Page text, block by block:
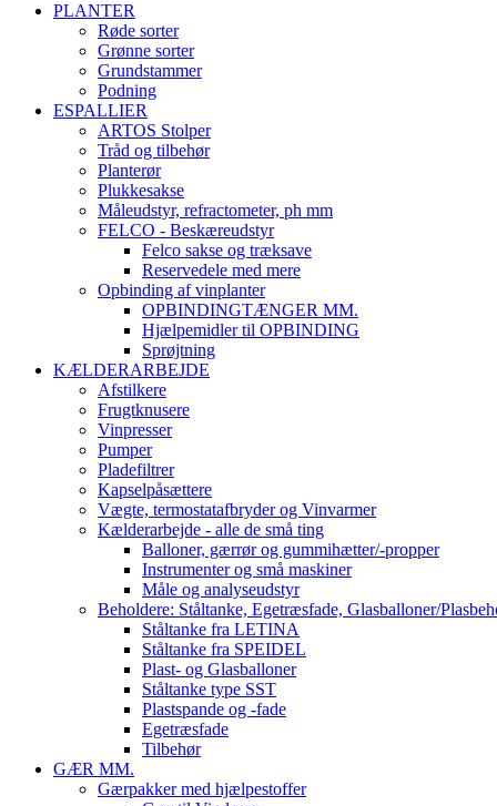
PLANTER
Røde sorter
Grønne sorter
Grundstammer
Podning
ESPALLIER
ARTOS Stolper
Tråd og tilbehør
Planterør
Plukkesakse
Måleudstyr, refractometer, ph mm
FELCO - Beskæreudstyr
Felco sakse og træksave
Reservedele med mere
Opbinding af vinplanter
OPBINDINGTÆNGER MM.
Hjælpemidler til OPBINDING
Sprøjtning
KÆLDERARBEJDE
Afstilkere
Frugtknusere
Vinpresser
Pumper
Pladefiltrer
Kapselpåsættere
Vægte, termostatafbryder og Vinvarmer
Kælderarbejde - alle de små ting
Balloner, gærrør og gummihætter/-propper
Instrumenter og små maskiner
Måle og analyseudstyr
Beholdere: Ståltanke, Egetræsfade, Glasballoner/
Ståltanke fra LETINA
Ståltanke fra SPEIDEL
Plast- og Glasballoner
Ståltanke type SST
Plastspande og -fade
Egetræsfade
Tilbehør
GÆR MM.
Gærpakker med hjælpestoffer